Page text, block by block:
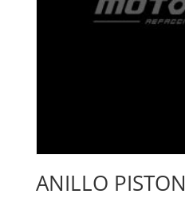
ANILLO PISTON